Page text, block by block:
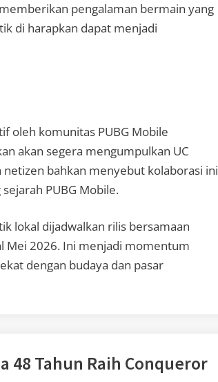
pengalaman bermain yang
di harapkan dapat menjadi
oleh komunitas PUBG Mobile
akan segera mengumpulkan UC
bahkan menyebut kolaborasi ini
PUBG Mobile.
lokal dijadwalkan rilis bersamaan
Mei 2026. Ini menjadi momentum
dengan budaya dan pasar
48 Tahun Raih Conqueror